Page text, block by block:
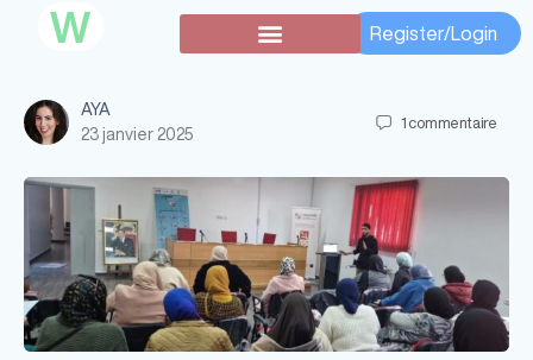
W Register/Login
AYA
23 janvier 2025
1 commentaire